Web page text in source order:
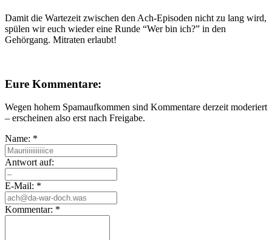
Damit die Wartezeit zwischen den Ach-Episoden nicht zu lang wird,
spülen wir euch wieder eine Runde “Wer bin ich?” in den
Gehörgang. Mitraten erlaubt!
Eure Kommentare:
Wegen hohem Spamaufkommen sind Kommentare derzeit moderiert
– erscheinen also erst nach Freigabe.
Name: *
Antwort auf:
E-Mail: *
Kommentar: *